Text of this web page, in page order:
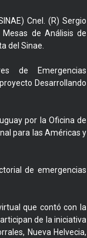
Cnel. (R) Sergio
de Análisis de
del Sinae.
de Emergencias
Desarrollando
por la Oficina de
para las Américas y
de emergencias
que contó con la
de la iniciativa
Nueva Helvecia,